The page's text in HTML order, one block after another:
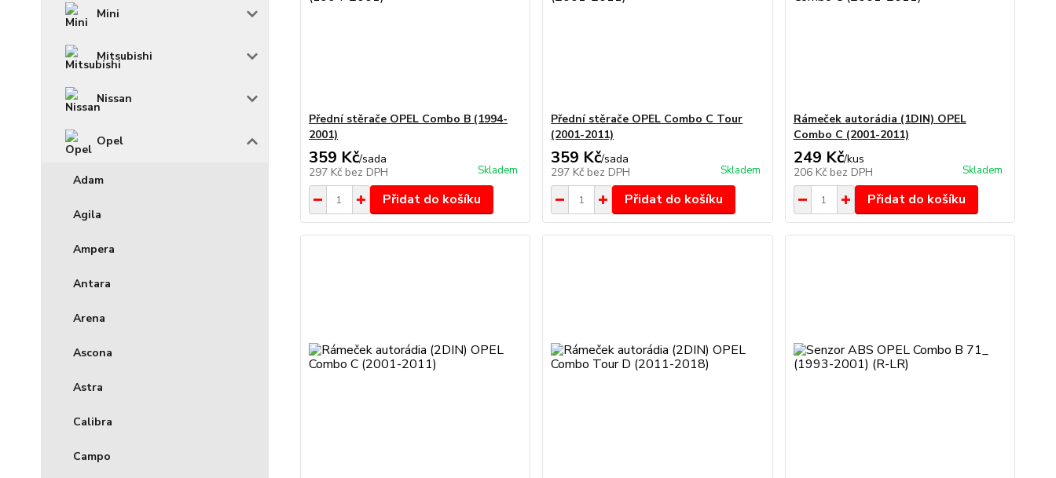
Mini
Mitsubishi
Nissan
Opel
Adam
Agila
Ampera
Antara
Arena
Ascona
Astra
Calibra
Campo
Přední stěrače OPEL Combo B (1994-
2001)
359 Kč/sada
297 Kč bez DPH Skladem
Přidat do košíku
Přední stěrače OPEL Combo C Tour
(2001-2011)
359 Kč/sada
297 Kč bez DPH Skladem
Přidat do košíku
Rámeček autorádia (1DIN) OPEL
Combo C (2001-2011)
249 Kč/kus
206 Kč bez DPH Skladem
Přidat do košíku